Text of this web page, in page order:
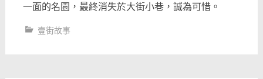
一面的名園， 最終消失於大街小巷，誠為可惜。
壹街故事